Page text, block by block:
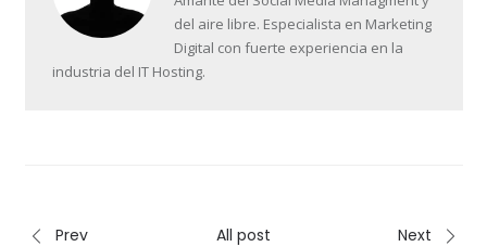
del aire libre. Especialista en Marketing
Digital con fuerte experiencia en la
industria del IT Hosting.
Prev All post Next